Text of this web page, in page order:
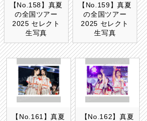
【No.158】真夏
の全国ツアー
2025 セレクト
生写真
【No.159】真夏
の全国ツアー
2025 セレクト
生写真
【No.161】真夏
【No.162】真夏